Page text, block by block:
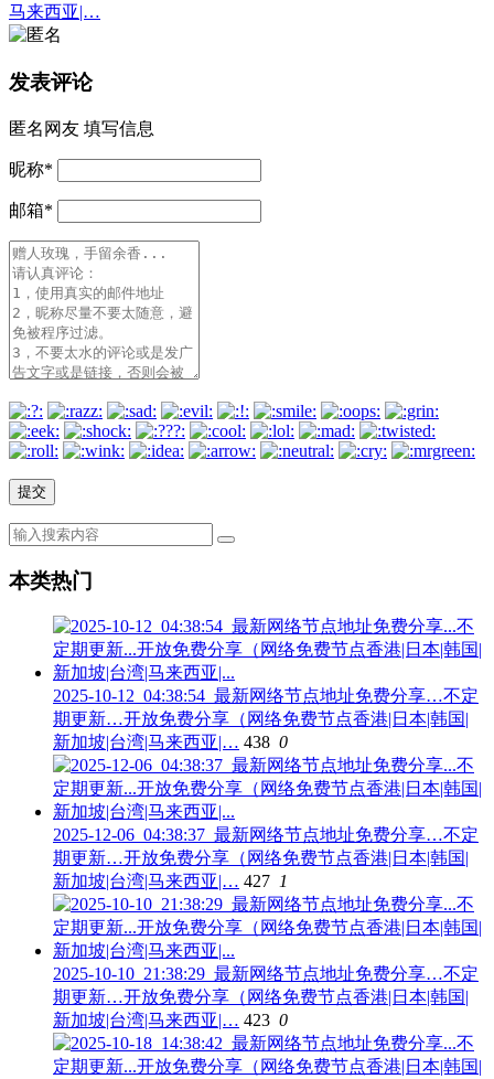
马来西亚|…
发表评论
匿名网友 填写信息
昵称*
邮箱*
本类热门
2025-10-12_04:38:54_最新网络节点地址免费分享…不定
期更新…开放免费分享（网络免费节点香港|日本|韩国|
新加坡|台湾|马来西亚|… 438 0
2025-12-06_04:38:37_最新网络节点地址免费分享…不定
期更新…开放免费分享（网络免费节点香港|日本|韩国|
新加坡|台湾|马来西亚|… 427 1
2025-10-10_21:38:29_最新网络节点地址免费分享…不定
期更新…开放免费分享（网络免费节点香港|日本|韩国|
新加坡|台湾|马来西亚|… 423 0